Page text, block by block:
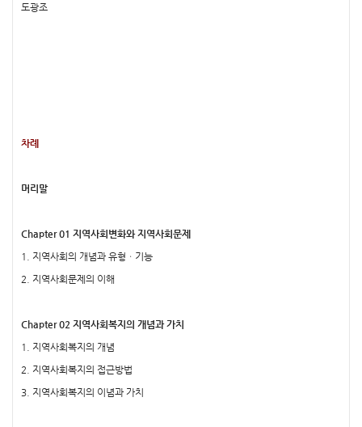
도광조
차례
머리말
Chapter 01 지역사회변화와 지역사회문제
1. 지역사회의 개념과 유형ㆍ기능
2. 지역사회문제의 이해
Chapter 02 지역사회복지의 개념과 가치
1. 지역사회복지의 개념
2. 지역사회복지의 접근방법
3. 지역사회복지의 이념과 가치